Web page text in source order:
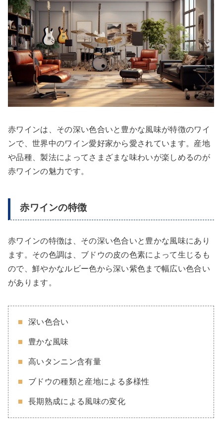
赤ワインは、その深い色合いと豊かな風味が特徴のワイ
ンで、世界中のワイン愛好家から愛されています。産地
や品種、製法によってさまざまな味わいが楽しめるのが
赤ワインの魅力です。
赤ワインの特徴
赤ワインの特徴は、その深い色合いと豊かな風味にあり
ます。その色調は、ブドウの皮の色素によって生じるも
ので、鮮やかなルビー色から深い紫色まで幅広い色合い
があります。
深い色合い
豊かな風味
高いタンニン含有量
ブドウの種類と産地による多様性
長期熟成による風味の変化